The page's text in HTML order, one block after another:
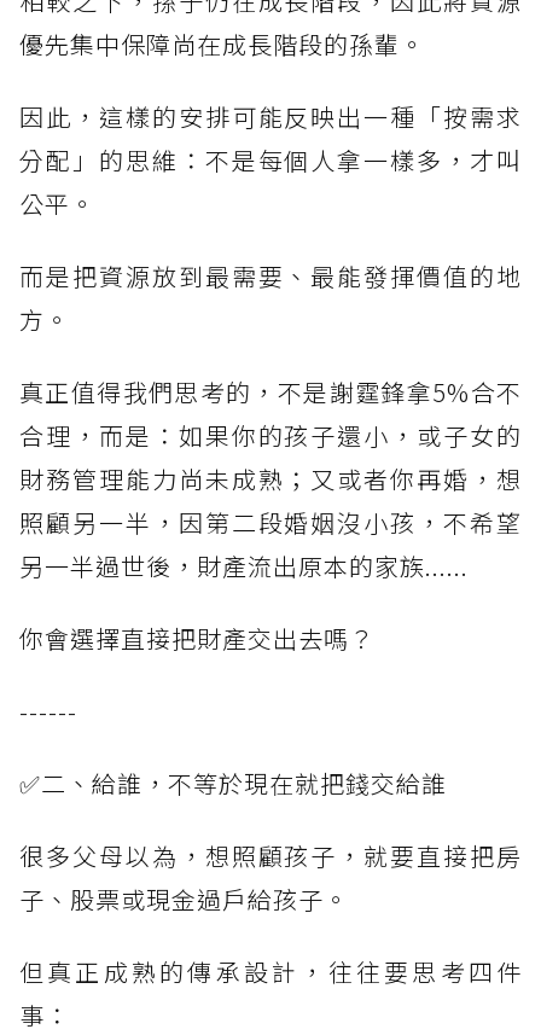
優先集中保障尚在成長階段的孫輩。
因此，這樣的安排可能反映出一種「按需求
分配」的思維：不是每個人拿一樣多，才叫
公平。
而是把資源放到最需要、最能發揮價值的地
方。
真正值得我們思考的，不是謝霆鋒拿5%合不
合理，而是：如果你的孩子還小，或子女的
財務管理能力尚未成熟；又或者你再婚，想
照顧另一半，因第二段婚姻沒小孩，不希望
另一半過世後，財產流出原本的家族......
你會選擇直接把財產交出去嗎？
------
✅二、給誰，不等於現在就把錢交給誰
很多父母以為，想照顧孩子，就要直接把房
子、股票或現金過戶給孩子。
但真正成熟的傳承設計，往往要思考四件
事：